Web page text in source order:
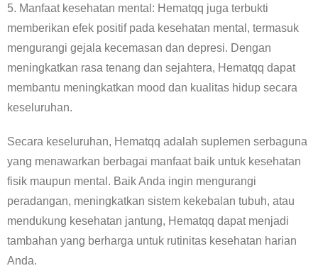
5. Manfaat kesehatan mental: Hematqq juga terbukti
memberikan efek positif pada kesehatan mental, termasuk
mengurangi gejala kecemasan dan depresi. Dengan
meningkatkan rasa tenang dan sejahtera, Hematqq dapat
membantu meningkatkan mood dan kualitas hidup secara
keseluruhan.
Secara keseluruhan, Hematqq adalah suplemen serbaguna
yang menawarkan berbagai manfaat baik untuk kesehatan
fisik maupun mental. Baik Anda ingin mengurangi
peradangan, meningkatkan sistem kekebalan tubuh, atau
mendukung kesehatan jantung, Hematqq dapat menjadi
tambahan yang berharga untuk rutinitas kesehatan harian
Anda.